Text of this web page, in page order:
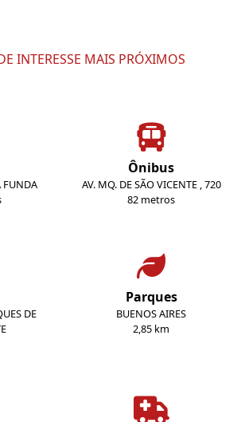
INTERESSE MAIS PRÓXIMOS
FUNDA
Ônibus
AV. MQ. DE SÃO VICENTE , 720
82 metros
DE
Parques
BUENOS AIRES
2,85 km